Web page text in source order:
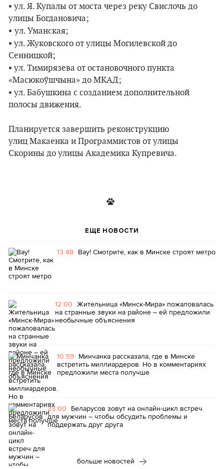
• ул. Я. Купалы от моста через реку Свислочь до
улицы Богдановича;
• ул. Уманская;
• ул. Жуковского от улицы Могилевской до
Сенницкой;
• ул. Тимирязева от остановочного пункта
«Масюкоўшчына» до МКАД;
• ул. Бабушкина с созданием дополнительной
полосы движения.
Планируется завершить реконструкцию
улиц Макаенка и Программистов от улицы
Скорины до улицы Академика Купревича.
ЕЩЕ НОВОСТИ
13:48 Вау! Смотрите, как в Минске строят метро
12:00 Жительница «Минск-Мира» пожаловалась
на странные звуки на районе – ей предложили
необычные объяснения
10:59 Минчанка рассказала, где в Минске
встретить миллиардеров. Но в комментариях
предложили места получше
23:00 Беларусов зовут на онлайн-цикл встреч
для мужчин – чтобы обсудить проблемы и
поддержать друг друга
больше новостей